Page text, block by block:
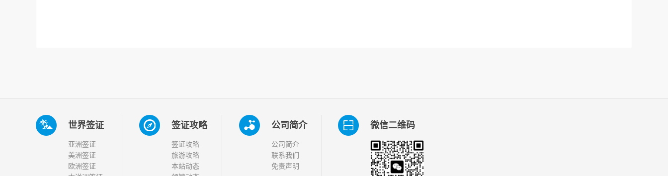
世界签证
亚洲签证
美洲签证
欧洲签证
签证攻略
签证攻略
旅游攻略
本站动态
公司简介
公司简介
联系我们
免责声明
微信二维码